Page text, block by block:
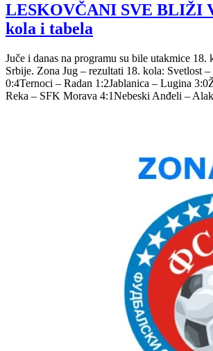
LESKOVČANI SVE BLIŽI
kola i tabela
Juče i danas na programu su bile utakmice
Srbije. Zona Jug – rezultati 18. kola: Svetlost
0:4Ternoci – Radan 1:2Jablanica – Lugina
Reka – SFK Morava 4:1Nebeski Anđeli –